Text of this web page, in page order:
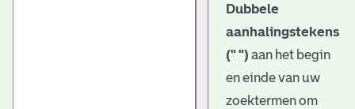
Dubbele
aanhalingstekens
(" ") aan het begin
en einde van uw
zoektermen om